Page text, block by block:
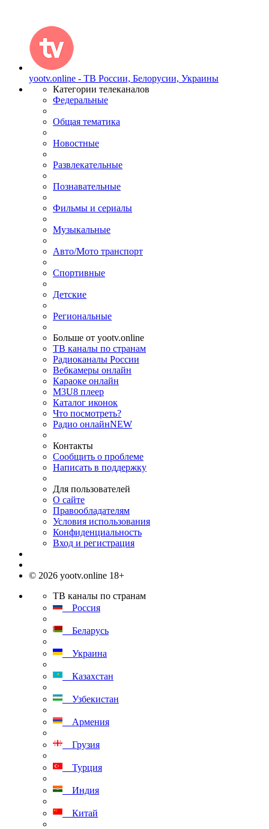
yootv.online - ТВ России, Белорусии, Украины
Категории телеканалов
Федеральные
Общая тематика
Новостные
Развлекательные
Познавательные
Фильмы и сериалы
Музыкальные
Авто/Мото транспорт
Спортивные
Детские
Региональные
Больше от yootv.online
ТВ каналы по странам
Радиоканалы России
Вебкамеры онлайн
Караоке онлайн
M3U8 плеер
Каталог иконок
Что посмотреть?
Радио онлайнNEW
Контакты
Сообщить о проблеме
Написать в поддержку
Для пользователей
О сайте
Правообладателям
Условия использования
Конфиденциальность
Вход и регистрация
© 2026 yootv.online 18+
ТВ каналы по странам
Россия
Беларусь
Украина
Казахстан
Узбекистан
Армения
Грузия
Турция
Индия
Китай